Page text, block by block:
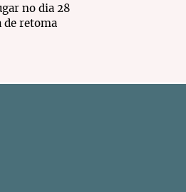
no dia 28
de retoma